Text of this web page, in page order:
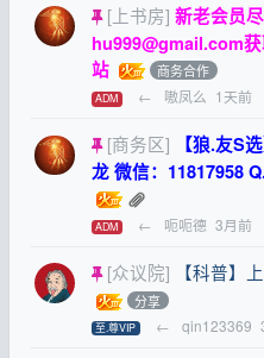
[上书房] 新老会员
hu999@gmail.com
站
商务合作
ADM ← 嗷凤么 1天前
[商务区]
【狼.友S
龙 微信：11817958
ADM ← 呃呃德 3月前
[众议院] 【科普】
分享
至.尊VIP ← qin123369